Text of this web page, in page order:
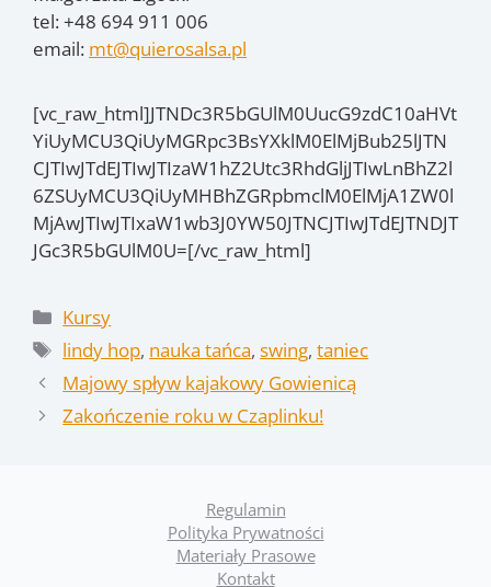
tel: +48 694 911 006
email: mt@quierosalsa.pl
[vc_raw_html]JTNDc3R5bGUlM0UucG9zdC10aHVt
YiUyMCU3QiUyMGRpc3BsYXklM0ElMjBub25lJTN
CJTIwJTdEJTIwJTIzaW1hZ2Utc3RhdGljJTIwLnBhZ2l
6ZSUyMCU3QiUyMHBhZGRpbmclM0ElMjA1ZW0l
MjAwJTIwJTIxaW1wb3J0YW50JTNCJTIwJTdEJTNDJT
JGc3R5bGUlM0U=[/vc_raw_html]
Kategorie
Kursy
Tagi
lindy hop, nauka tańca,swing,taniec
Majowy spływ kajakowy Gowienicą
Zakończenie roku w Czaplinku!
Regulamin
Polityka Prywatności
Materiały Prasowe
Kontakt